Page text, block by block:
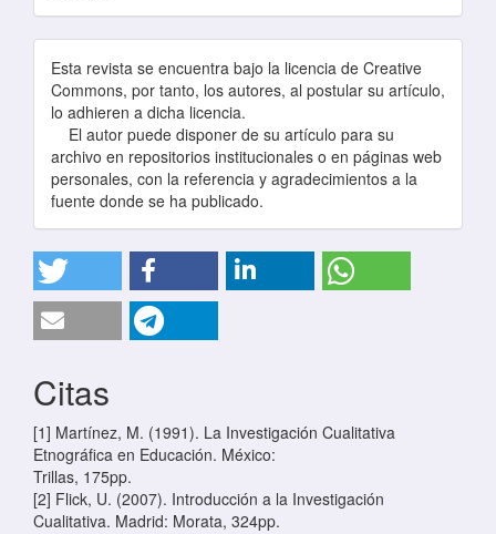
Esta revista se encuentra bajo la licencia de Creative
Commons, por tanto, los autores, al postular su artículo,
lo adhieren a dicha licencia.
El autor puede disponer de su artículo para su
archivo en repositorios institucionales o en páginas web
personales, con la referencia y agradecimientos a la
fuente donde se ha publicado.
Citas
[1] Martínez, M. (1991). La Investigación Cualitativa
Etnográfica en Educación. México:
Trillas, 175pp.
[2] Flick, U. (2007). Introducción a la Investigación
Cualitativa. Madrid: Morata, 324pp.